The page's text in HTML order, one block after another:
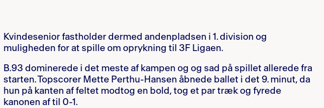
Kvindesenior fastholder dermed andenpladsen i 1. division og
muligheden for at spille om oprykning til 3F Ligaen.
B.93 dominerede i det meste af kampen og og sad på spillet allerede fra
starten. Topscorer Mette Perthu-Hansen åbnede ballet i det 9. minut, da
hun på kanten af feltet modtog en bold, tog et par træk og fyrede
kanonen af til 0-1.